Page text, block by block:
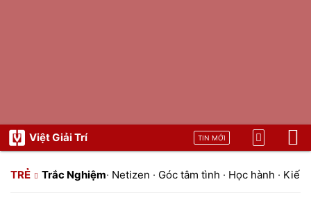
Việt Giải Trí TIN MỚI
TRẺ Trắc Nghiệm· Netizen · Góc tâm tình · Học hành · Kiến